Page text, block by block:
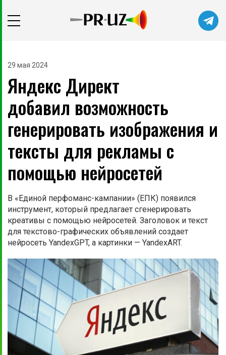
29 мая 2024
Яндекс Директ
добавил возможность
генерировать изображения и
тексты для рекламы с
помощью нейросетей
В «Единой перфоманс-кампании» (ЕПК) появился
инструмент, который предлагает сгенерировать
креативы с помощью нейросетей. Заголовок и текст
для текстово-графических объявлений создает
нейросеть YandexGPT, а картинки — YandexART.